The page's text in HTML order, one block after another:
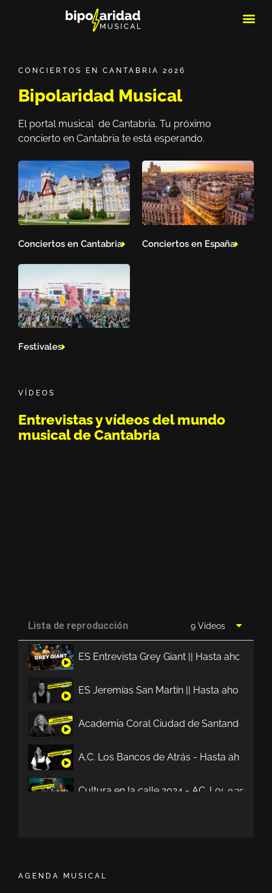
CONCIERTOS EN CANTABRIA 2026
Bipolaridad Musical
El portal musical de Cantabria. Tu próximo
concierto en Cantabria te está esperando.
Conciertos en Cantabria Conciertos en España
Festivales
VÍDEOS
Entrevistas y vídeos del mundo
musical de Cantabria
Lista de reproducción 9 Vídeos
ES Entrevista Grey Giant || Hasta ahora
ES Jeremías San Martín || Hasta ahora no
Academia Coral Ciudad de Santander ||
A.C. Los Bancos de Atrás - Hasta ahora no
Cultura en la calle 2024 - AC. Los Bancos
0:35
AGENDA MUSICAL